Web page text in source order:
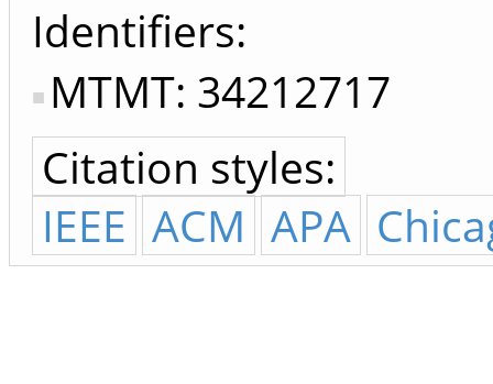
Identifiers
MTMT: 34212717
Citation styles:
IEEE ACM APA